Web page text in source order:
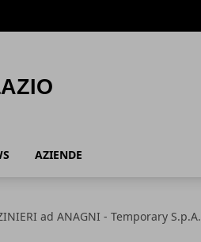
AZIENDE
ad ANAGNI - Temporary S.p.A.